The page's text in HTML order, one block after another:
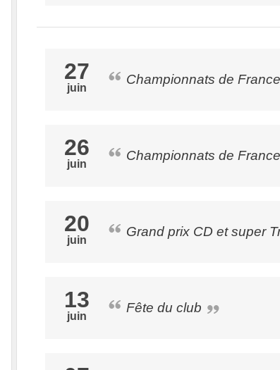
27
juin
Championnats de
26
juin
Championnats de
20
juin
Grand prix CD et super
13
juin
Fête du club